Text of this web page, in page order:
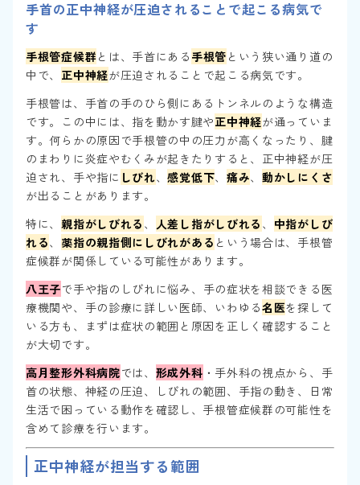
手首の正中神経が圧迫されることで起こる病気で
す
手根管症候群とは、手首にある 手根管 という狭い通り道の
中で、 正中神経が圧迫されることで起こる病気です。
手根管は、手首の手のひら側にあるトンネルのような構造
です。この中には、指を動かす腱や正中神経が通っていま
す。何らかの原因で手根管の中の圧力が高くなったり、腱
のまわりに炎症やむくみが起きたりすると、正中神経が圧
迫され、手や指に しびれ、感覚低下、 痛み、動かしにくさ
が出ることがあります。
特に、親指がしびれる 、 人差し指がしびれる 、 中指がしび
れる、 薬指の親指側にしびれがある という場合は、手根管
症候群が関係している可能性があります。
八王子で手や指のしびれに悩み、手の症状を相談できる医
療機関や、手の診療に詳しい医師、いわゆる名医を探して
いる方も、まずは症状の範囲と原因を正しく確認すること
が大切です。
高月整形外科病院では、 形成外科 ・手外科の視点から、手
首の状態、神経の圧迫、しびれの範囲、手指の動き、日常
生活で困っている動作を確認し、手根管症候群の可能性を
含めて診療を行います。
正中神経が担当する範囲